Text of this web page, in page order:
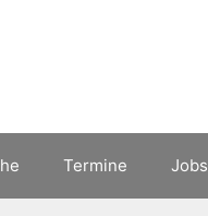
Termine Jobs